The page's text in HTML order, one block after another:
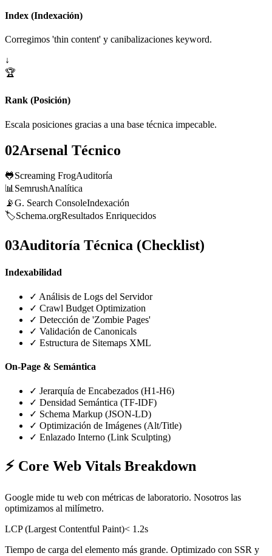
Index (Indexación)
Corregimos 'thin content' y canibalizaciones keyword.
↓
🏆
Rank (Posición)
Escala posiciones gracias a una base técnica impecable.
02Arsenal Técnico
🐸Screaming FrogAuditoría
📊SemrushAnalítica
📡G. Search ConsoleIndexación
🏷️Schema.orgResultados Enriquecidos
03Auditoría Técnica (Checklist)
Indexabilidad
✓ Análisis de Logs del Servidor
✓ Crawl Budget Optimization
✓ Detección de 'Zombie Pages'
✓ Validación de Canonicals
✓ Estructura de Sitemaps XML
On-Page & Semántica
✓ Jerarquía de Encabezados (H1-H6)
✓ Densidad Semántica (TF-IDF)
✓ Schema Markup (JSON-LD)
✓ Optimización de Imágenes (Alt/Title)
✓ Enlazado Interno (Link Sculpting)
⚡ Core Web Vitals Breakdown
Google mide tu web con métricas de laboratorio. Nosotros las
optimizamos al milímetro.
LCP (Largest Contentful Paint)< 1.2s
Tiempo de carga del elemento más grande. Optimizado con SSR y